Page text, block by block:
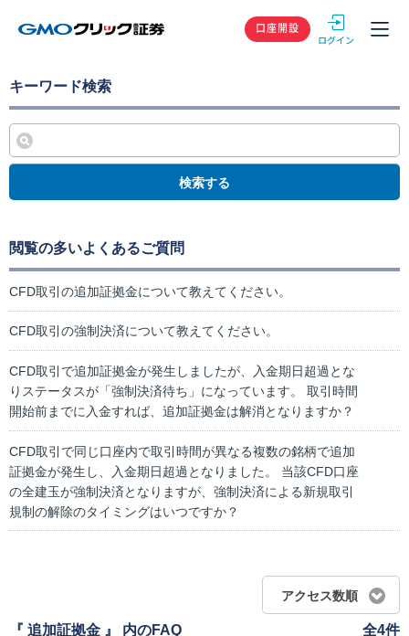
GMOクリック
口座開設
キーワード検索
検索する
閲覧の多いよくあるご質問
CFD取引の追加証拠金について教えてください。
CFD取引の強制決済について教えてください。
CFD取引で追加証拠金が発生しましたが、入金期日超過とな
りステータスが「強制決済待ち」になっています。 取引時間
開始前までに入金すれば、追加証拠金は解消となりますか？
CFD取引で同じ口座内で取引時間が異なる複数の銘柄で追加
証拠金が発生し、入金期日超過となりました。 当該CFD口座
の全建玉が強制決済となりますが、強制決済による新規取引
規制の解除のタイミングはいつですか？
アクセス数順
『 追加証拠金 』 内のFAQ 全4件